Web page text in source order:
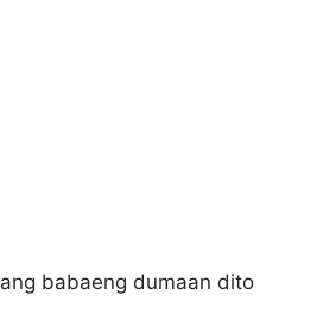
ang babaeng dumaan dito